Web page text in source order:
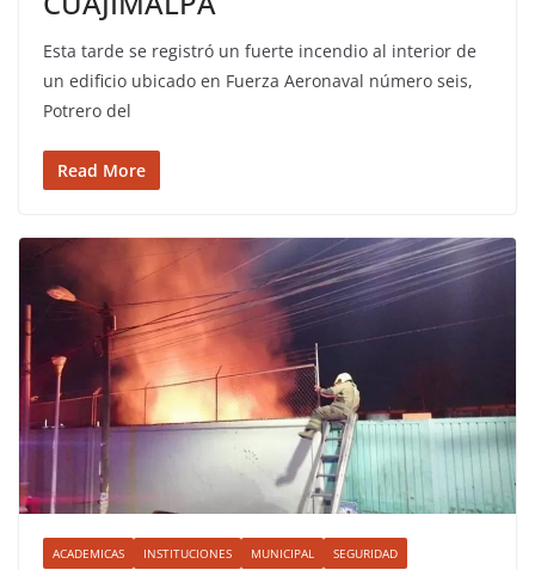
Esta tarde se registró un fuerte incendio al interior de
un edificio ubicado en Fuerza Aeronaval número seis,
Potrero del
Read More
ACADEMICAS INSTITUCIONES MUNICIPAL SEGURIDAD